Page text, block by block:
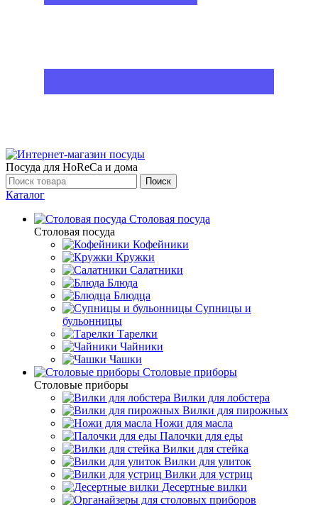
Посуда для HoReCa и дома
Поиск
Каталог
Столовая посуда
Столовая посуда
Кофейники
Кружки
Салатники
Блюда
Блюдца
Супницы и
бульонницы
Тарелки
Чайники
Чашки
Cтоловые приборы
Cтоловые приборы
Вилки для лобстера
Вилки для пирожных
Ножи для масла
Палочки для еды
Вилки для стейка
Вилки для улиток
Вилки для устриц
Десертные вилки